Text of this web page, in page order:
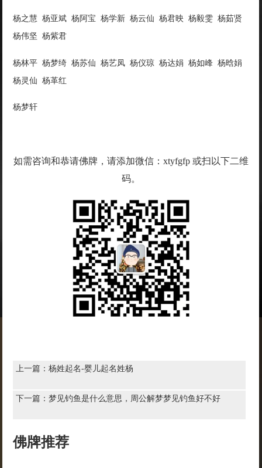
杨之慧 杨亚斌 杨阿宝 杨学新 杨云仙 杨君映 杨毅雯 杨茹贤
杨伟坚 杨紫君
杨林平 杨梦绮 杨苏仙 杨艺凤 杨仪琼 杨达娟 杨如峰 杨晗娟
杨灵仙 杨革红
杨梦轩
如需咨询和恭请佛牌，请添加微信：xtyfgfp 或扫以下二维
码。
上一篇：杨姓起名-婴儿起名姓杨
下一篇：梦见钓鱼是什么意思，周公解梦梦见钓鱼好不好
佛牌推荐